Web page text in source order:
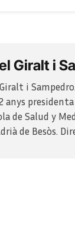
Giralt i
i
anys
de Salud y
de Besòs.